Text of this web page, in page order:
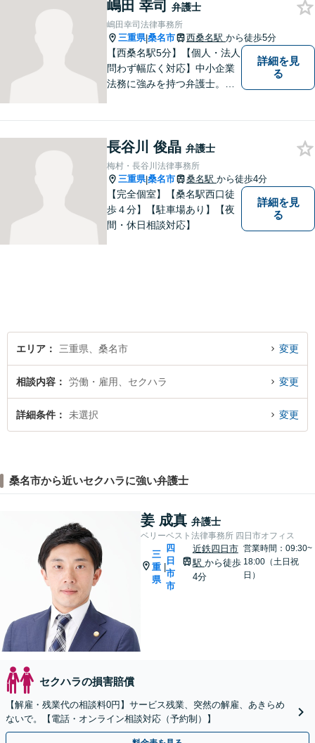
嶋田 幸司 弁護士
嶋田幸司法律事務所
三重県|桑名市 西桑名駅 から徒歩5分
【西桑名駅5分】【個人・法人
問わず幅広く対応】中小企業
法務に強みを持つ弁護士。個
します。お困りごとは、お気
軽にご相談ください。
詳細を見
る
長谷川 俊晶 弁護士
梅村・長谷川法律事務所
三重県|桑名市 桑名駅 から徒歩4分
【完全個室】【桑名駅西口徒
歩４分】【駐車場あり】【夜
間・休日相談対応】
詳細を見
る
エリア 三重県、桑名市 変更
相談内容 労働・雇用、セクハラ 変更
詳細条件 未選択 変更
桑名市から近いセクハラに強い弁護士
姜 成真 弁護士
ベリーベスト法律事務所 四日市オフィス
三
重
県
四
日
市
市
近鉄四日市
駅 から徒歩
4分
営業時間：09:30~
18:00（土日祝
日）
セクハラの損害賠償
【解雇・残業代の相談料0円】サービス残業、突然の解雇、あきらめ
ないで。【電話・オンライン相談対応（予約制）】